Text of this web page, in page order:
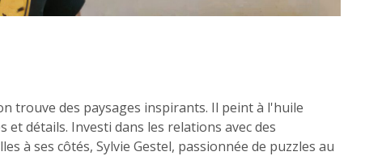
trouve des paysages inspirants. Il peint à l'huile
détails. Investi dans les relations avec des
à ses côtés, Sylvie Gestel, passionnée de puzzles au